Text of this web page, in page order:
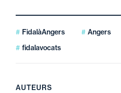
FidalàAngers Angers
fidalavocats
AUTEURS